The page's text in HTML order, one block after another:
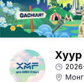
Xyyp